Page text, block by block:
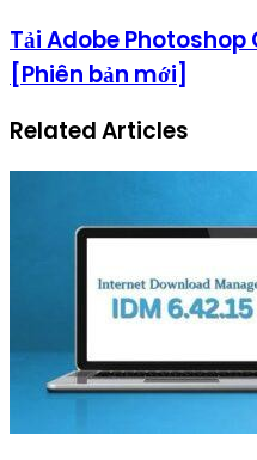
Tải Adobe Photoshop
[Phiên bản mới]
Related Articles